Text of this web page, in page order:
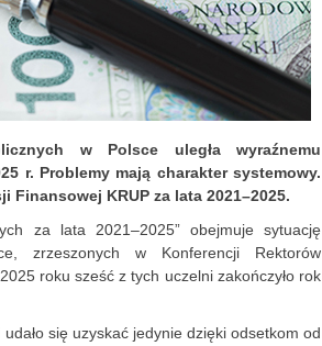
w Polsce uległa wyraźnemu
r. Problemy mają charakter systemowy.
KRUP za lata 2021–2025.
za lata 2021–2025” obejmuje sytuację
zrzeszonych w Konferencji Rektorów
roku sześć z tych uczelni zakończyło rok
się uzyskać jedynie dzięki odsetkom od